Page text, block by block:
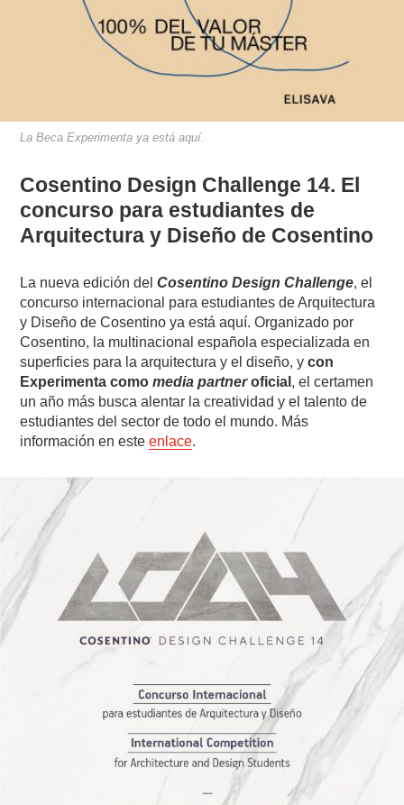
La Beca Experimenta ya está aquí.
Cosentino Design Challenge 14. El
concurso para estudiantes de
Arquitectura y Diseño de Cosentino
La nueva edición delCosentino Design Challenge, el
concurso internacional para estudiantes de Arquitectura
y Diseño de Cosentino ya está aquí. Organizado por
Cosentino, la multinacional española especializada en
superficies para la arquitectura y el diseño, ycon
Experimenta comomedia partneroficial , el certamen
un año más busca alentar la creatividad y el talento de
estudiantes del sector de todo el mundo. Más
información en esteenlace.